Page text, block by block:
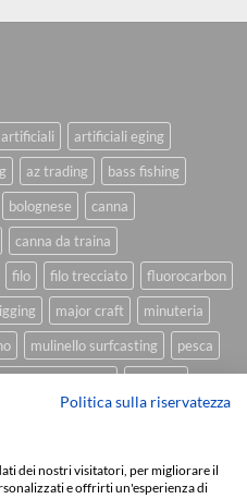
artificiali
artificiali eging
az trading
bass fishing
bolognese
canna
canna da traina
filo filo trecciato
fluorocarbon
major craft
minuteria
mulinello surfcasting
pesca
Politica sulla riservatezza
dei nostri visitatori, per migliorare il
e offrirti un'esperienza di